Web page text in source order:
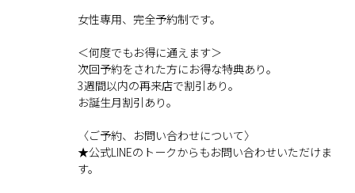
女性専用、完全予約制です。
＜何度でもお得に通えます＞
次回予約をされた方にお得な特典あり。
3週間以内の再来店で割引あり。
お誕生月割引あり。
〈ご予約、お問い合わせについて〉
★公式LINEのトークからもお問い合わせいただけま
す。